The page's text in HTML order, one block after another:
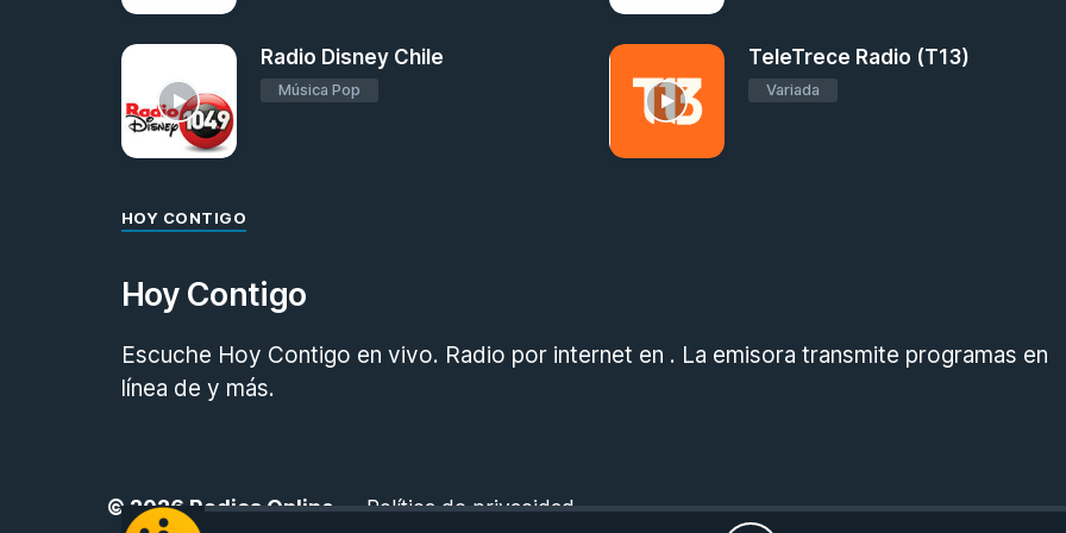
Radio Disney Chile
Música Pop
TeleTrece Radio (T13)
Variada
HOY CONTIGO
Hoy Contigo
Escuche Hoy Contigo en vivo. Radio por internet en . La emisora transmite programas en
línea de y más.
© 2026Radios Online -Política de privacidad